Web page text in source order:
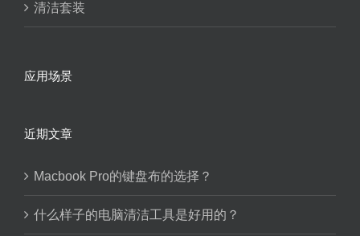
清洁套装
应用场景
近期文章
Macbook Pro的键盘布的选择？
什么样子的电脑清洁工具是好用的？